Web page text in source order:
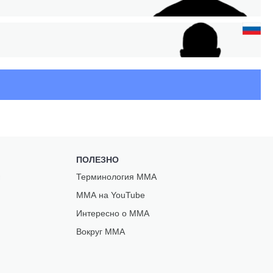
ПОЛЕЗНО
Терминология ММА
ММА на YouTube
Интересно о ММА
Вокруг ММА